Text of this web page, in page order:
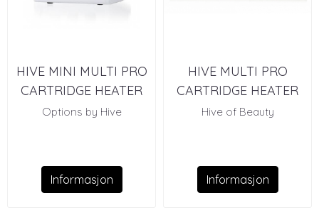
HIVE MINI MULTI PRO
CARTRIDGE HEATER
Options by Hive
Informasjon
HIVE MULTI PRO
CARTRIDGE HEATER
Hive of Beauty
Informasjon